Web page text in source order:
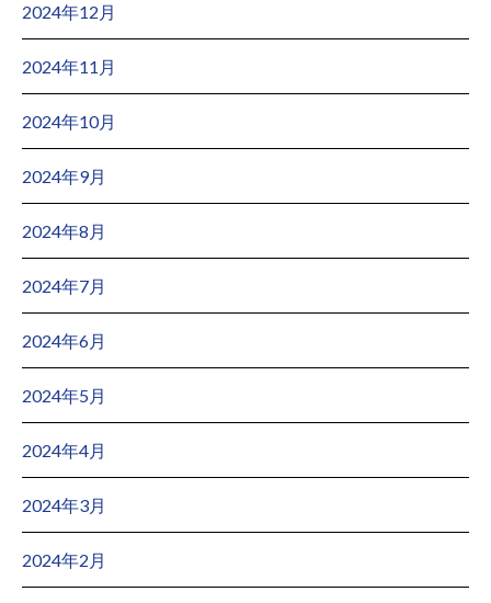
2024年12月
2024年11月
2024年10月
2024年9月
2024年8月
2024年7月
2024年6月
2024年5月
2024年4月
2024年3月
2024年2月